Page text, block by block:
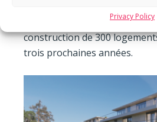
Privacy Policy
m3 DÉVELOPPEMENT
construction de 300
trois prochaines années.